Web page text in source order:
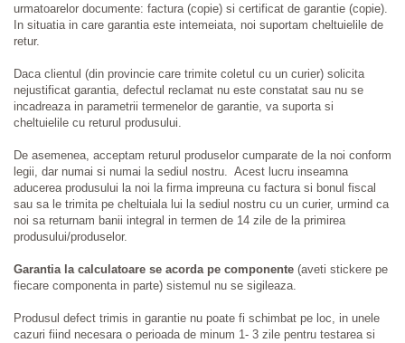
urmatoarelor documente: factura (copie) si certificat de garantie (copie).
In situatia in care garantia este intemeiata, noi suportam cheltuielile de
retur.
Daca clientul (din provincie care trimite coletul cu un curier) solicita
nejustificat garantia, defectul reclamat nu este constatat sau nu se
incadreaza in parametrii termenelor de garantie, va suporta si
cheltuielile cu returul produsului.
De asemenea, acceptam returul produselor cumparate de la noi conform
legii, dar numai si numai la sediul nostru. Acest lucru inseamna
aducerea produsului la noi la firma impreuna cu factura si bonul fiscal
sau sa le trimita pe cheltuiala lui la sediul nostru cu un curier, urmind ca
noi sa returnam banii integral in termen de 14 zile de la primirea
produsului/produselor.
Garantia la calculatoare se acorda pe componente (aveti stickere pe
fiecare componenta in parte) sistemul nu se sigileaza.
Produsul defect trimis in garantie nu poate fi schimbat pe loc, in unele
cazuri fiind necesara o perioada de minum 1- 3 zile pentru testarea si